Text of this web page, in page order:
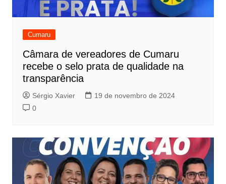
Cumaru
Câmara de vereadores de Cumaru
recebe o selo prata de qualidade na
transparência
Sérgio Xavier
19 de novembro de 2024
0